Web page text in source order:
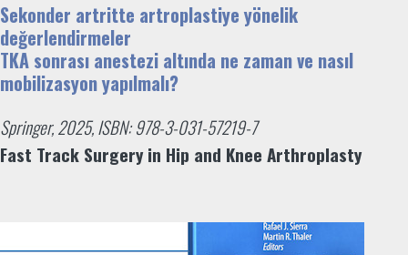
Sekonder artritte artroplastiye yönelik
değerlendirmeler
TKA sonrası anestezi altında ne zaman ve nasıl
mobilizasyon yapılmalı?
Springer, 2025, ISBN: 978-3-031-57219-7
Fast Track Surgery in Hip and Knee Arthroplasty